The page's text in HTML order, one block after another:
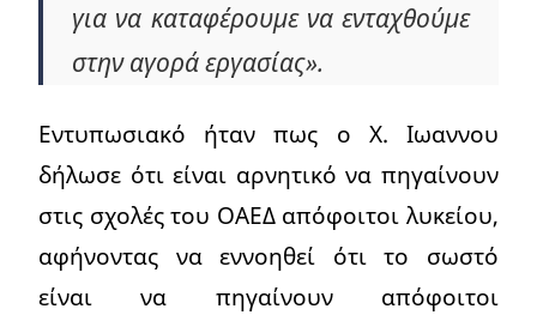
για να καταφέρουμε να ενταχθούμε
στην αγορά εργασίας».
Εντυπωσιακό ήταν πως ο Χ. Ιωαννου
δήλωσε ότι είναι αρνητικό να πηγαίνουν
στις σχολές του ΟΑΕΔ απόφοιτοι λυκείου,
αφήνοντας να εννοηθεί ότι το σωστό
είναι να πηγαίνουν απόφοιτοι